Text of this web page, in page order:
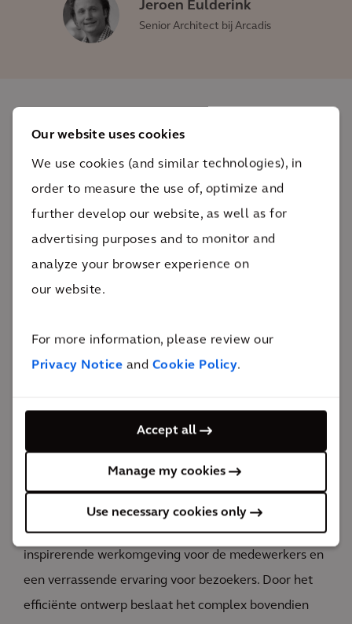
Our website uses cookies
We use cookies (and similar technologies), in
order to measure the use of, optimize and
further develop our website, as well as for
advertising purposes and to monitor and
analyze your browser experience on
our website.
For more information, please review our
Privacy Notice and Cookie Policy.
Accept all
Manage my cookies
Use necessary cookies only
Jeroen Eulderink
Senior Architect bij Arcadis
De impact
Het nieuwe centrum is niet alleen comfortabel, maar
door de lagere operationele kosten en kleinere
voetafdruk ook veel efficiënter.
70%
kleinere CO2-voetafdruk
gedurfde ontwerpkeuzes als het glazen atrium. Deze
constructie fungeert als de ruggengraat die het hele
complex zowel in logistiek als visueel opzicht bij
elkaar houdt. Het binnentredende daglicht en het
prachtige uitzicht op het IJ maken het tot een
inspirerende werkomgeving voor de medewerkers en
een verrassende ervaring voor bezoekers. Door het
efficiënte ontwerp beslaat het complex bovendien